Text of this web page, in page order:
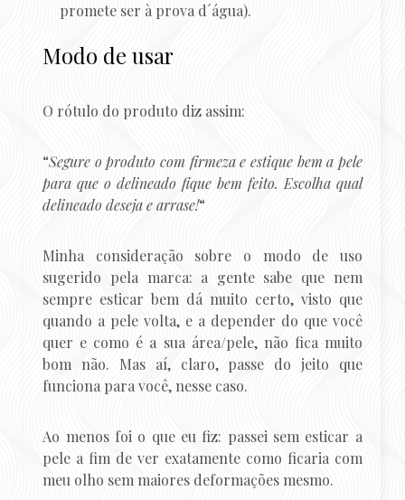
promete ser à prova d´água).
Modo de usar
O rótulo do produto diz assim:
“Segure o produto com firmeza e estique bem a pele
para que o delineado fique bem feito. Escolha qual
delineado deseja e arrase!“
Minha consideração sobre o modo de uso
sugerido pela marca: a gente sabe que nem
sempre esticar bem dá muito certo, visto que
quando a pele volta, e a depender do que você
quer e como é a sua área/pele, não fica muito
bom não. Mas aí, claro, passe do jeito que
funciona para você, nesse caso.
Ao menos foi o que eu fiz: passei sem esticar a
pele a fim de ver exatamente como ficaria com
meu olho sem maiores deformações mesmo.